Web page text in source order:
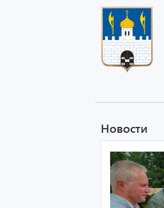
Новости